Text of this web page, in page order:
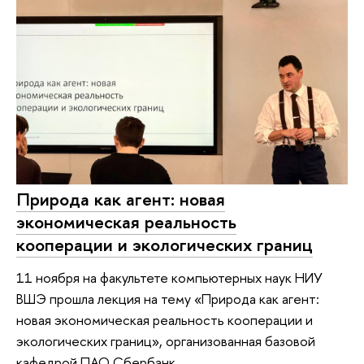
Природа как агент: новая
экономическая реальность
кооперации и экологических границ
11 ноября на факультете компьютерных наук НИУ
ВШЭ прошла лекция на тему «Природа как агент:
новая экономическая реальность кооперации и
экологических границ», организованная базовой